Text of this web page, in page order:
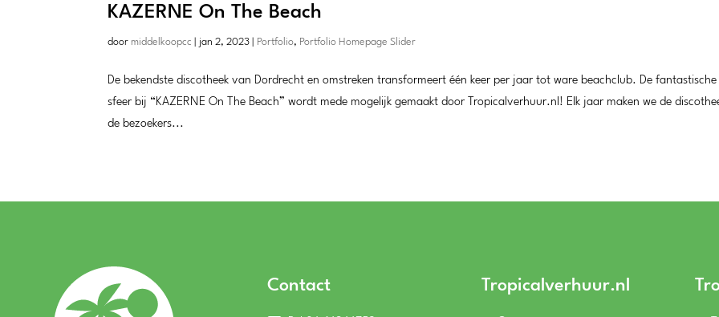
KAZERNE On The Beach
door middelkoopcc jan 2, 2023 Portfolio, Portfolio Homepage Slider
De bekendste discotheek van Dordrecht en omstreken transformeert één keer per jaar tot ware beachclub. De fantastische
sfeer bij “KAZERNE On The Beach” wordt mede mogelijk gemaakt door Tropicalverhuur.nl! Elk jaar maken we de
de bezoekers...
Contact Tropicalverhuur.nl